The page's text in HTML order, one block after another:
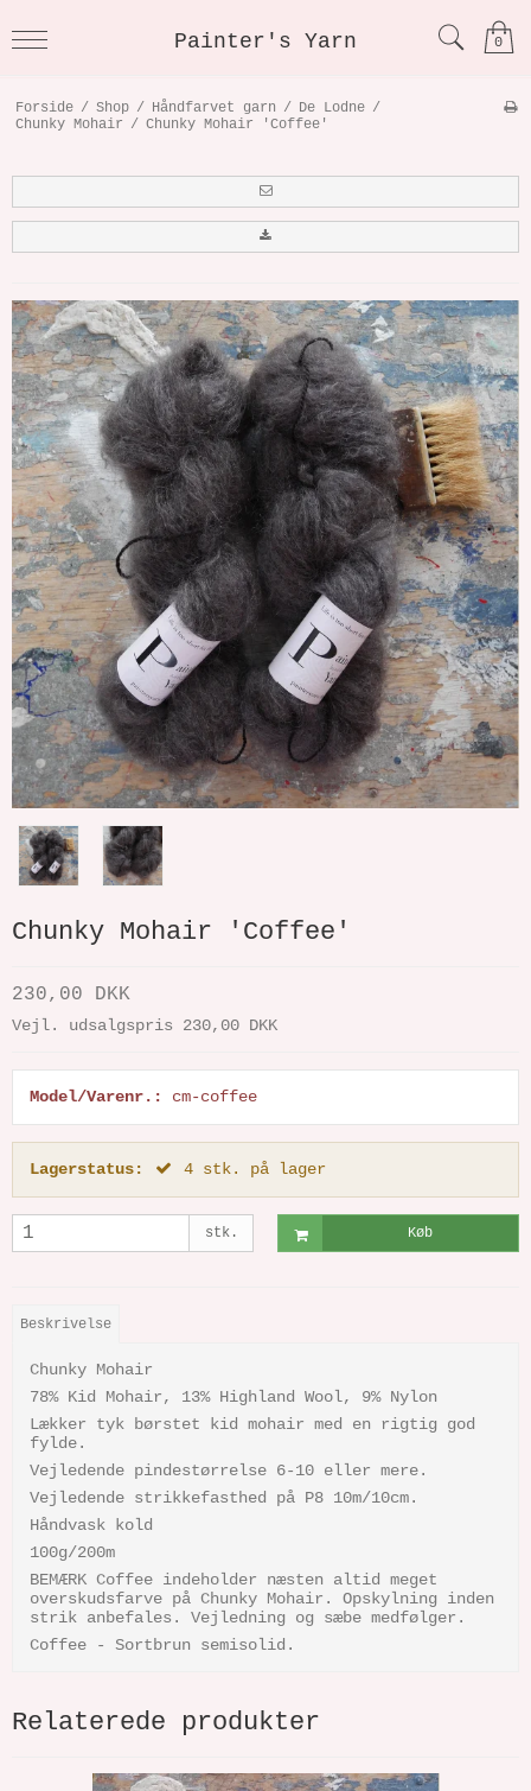
Painter's Yarn 0
Forside / Shop / Håndfarvet garn / De Lodne /
Chunky Mohair / Chunky Mohair 'Coffee'
Chunky Mohair 'Coffee'
230,00 DKK
Vejl. udsalgspris 230,00 DKK
Model/Varenr.: cm-coffee
Lagerstatus: 4 stk. på lager
stk. Køb
Beskrivelse
Chunky Mohair
78% Kid Mohair, 13% Highland Wool, 9% Nylon
Lækker tyk børstet kid mohair med en rigtig god
fylde.
Vejledende pindestørrelse 6-10 eller mere.
Vejledende strikkefasthed på P8 10m/10cm.
Håndvask kold
100g/200m
BEMÆRK Coffee indeholder næsten altid meget
overskudsfarve på Chunky Mohair. Opskylning inden
strik anbefales. Vejledning og sæbe medfølger.
Coffee - Sortbrun semisolid.
Relaterede produkter